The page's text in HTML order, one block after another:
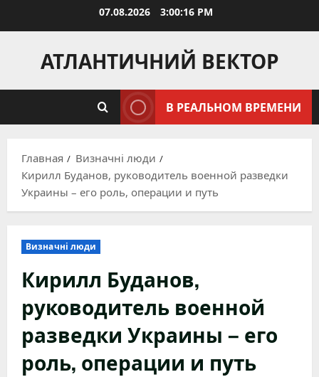
07.08.2026 3:00:17 PM
АТЛАНТИЧНИЙ ВЕКТОР
В РЕАЛЬНОМ ВРЕМЕНИ
Главная
Визначні люди
Кирилл Буданов, руководитель военной разведки
Украины – его роль, операции и путь
Визначні люди
Кирилл Буданов,
руководитель военной
разведки Украины – его
роль, операции и путь